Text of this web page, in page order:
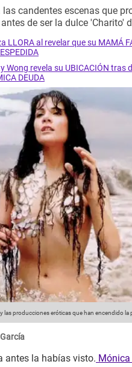
las candentes escenas que
de ser la dulce 'Charito'
LLORA al revelar que su MAMÁ
Wong revela su UBICACIÓN
DEUDA
las producciones eróticas que han encendido la
antes la habías visto.